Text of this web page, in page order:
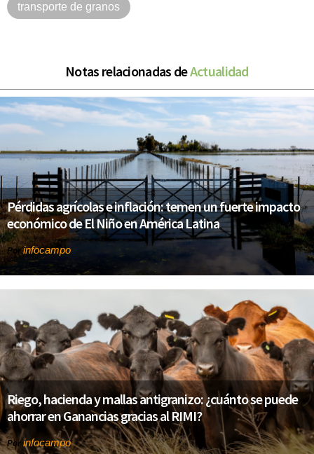
transporte de granos
Notas relacionadas deActualidad
Pérdidas agrícolas e inflación: temen un fuerte impacto
económico de El Niño en América Latina
Porinfocampo
Riego, hacienda y mallas antigranizo: ¿cuánto se puede
ahorrar en Ganancias gracias al RIMI?
Por infocampo